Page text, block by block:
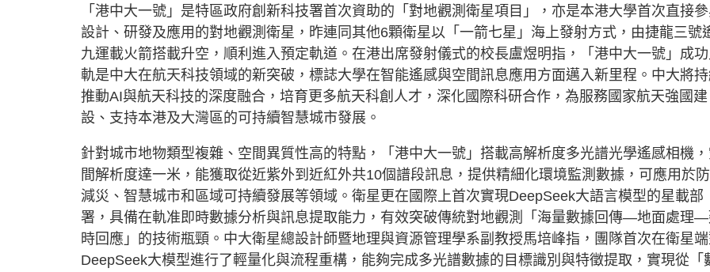
「港中大一號」是特區政府創新科技署首次資助的「對地觀測衛星項目」，亦是本港大學首次直接
設計、研發及應用的對地觀測衛星，昨連同其他6顆衛星以「一箭七星」海上發射方式，由捷龍三號
九運載火箭搭載升空，順利進入預定軌道。在港出席發射儀式的校長盧煜明指，「港中大一號」成功
軌是中大在航天科技領域的新突破，標誌大學在智能遙感與空間訊息應用方面邁入新里程。中大將
推動AI與航天科技的深度融合，培育更多航天科創人才，深化國際科研合作，為服務國家航天強國建
設、支持本港及大灣區的可持續智慧城市發展。
針對城市地物類型複雜、空間異質性高的特點，「港中大一號」搭載高解析度多光譜光學遙感相機
間解析度達一米，能獲取從近紫外到近紅外共10個譜段訊息，提供精細化環境監測數據，可應用於
減災、智慧城市和區域可持續發展等領域。衛星更在國際上首次實現DeepSeek大語言模型的星載部
署，具備在軌准即時數據分析與訊息提取能力，有效突破傳統對地觀測「海量數據回傳—地面處理
時回應」的技術瓶頸。中大衛星總設計師暨地理與資源管理學系副教授馬培峰指，團隊首次在衛星
DeepSeek大模型進行了輕量化與流程重構，能夠完成多光譜數據的目標識別與特徵提取，實現從「